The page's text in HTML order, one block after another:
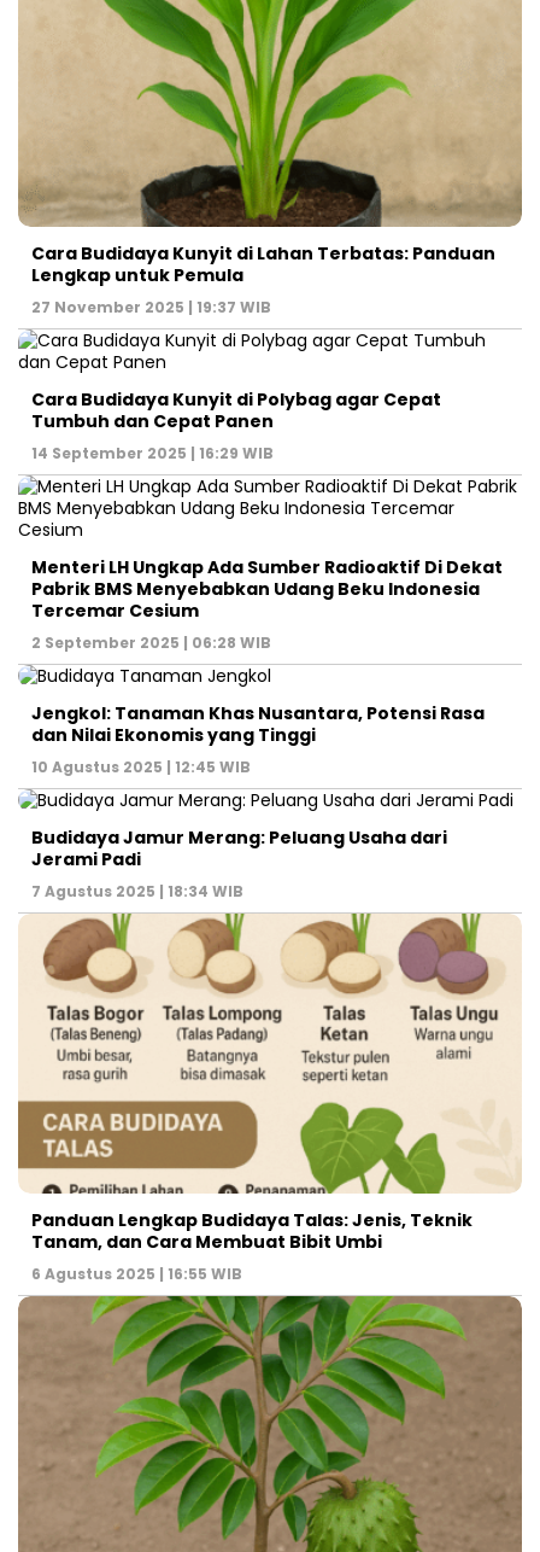
Cara Budidaya Kunyit di Lahan Terbatas: Panduan
Lengkap untuk Pemula
27 November 2025 | 19:37 WIB
Cara Budidaya Kunyit di Polybag agar Cepat
Tumbuh dan Cepat Panen
14 September 2025 | 16:29 WIB
Menteri LH Ungkap Ada Sumber Radioaktif Di Dekat
Pabrik BMS Menyebabkan Udang Beku Indonesia
Tercemar Cesium
2 September 2025 | 06:28 WIB
Jengkol: Tanaman Khas Nusantara, Potensi Rasa
dan Nilai Ekonomis yang Tinggi
10 Agustus 2025 | 12:45 WIB
Budidaya Jamur Merang: Peluang Usaha dari
Jerami Padi
7 Agustus 2025 | 18:34 WIB
Panduan Lengkap Budidaya Talas: Jenis, Teknik
Tanam, dan Cara Membuat Bibit Umbi
6 Agustus 2025 | 16:55 WIB